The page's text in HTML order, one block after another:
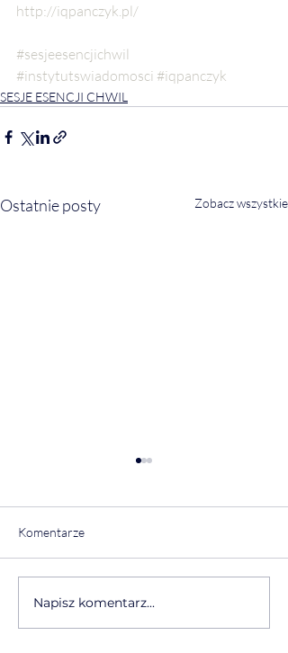
http://iqpanczyk.pl/
#sesjeesencjichwil
#instytutswiadomosci #iqpanczyk
SESJE ESENCJI CHWIL
Ostatnie posty Zobacz wszystkie
Otwieramy fotograficzny
cykl „Esencja Chwil”
Komentarze
Napisz komentarz...